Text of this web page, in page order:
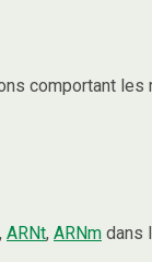
comportant les
, ARNt, ARNm dans